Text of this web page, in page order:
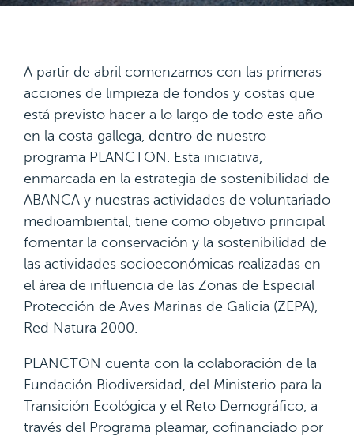
A partir de abril comenzamos con las primeras
acciones de limpieza de fondos y costas que
está previsto hacer a lo largo de todo este año
en la costa gallega, dentro de nuestro
programa PLANCTON. Esta iniciativa,
enmarcada en la estrategia de sostenibilidad de
ABANCA y nuestras actividades de voluntariado
medioambiental, tiene como objetivo principal
fomentar la conservación y la sostenibilidad de
las actividades socioeconómicas realizadas en
el área de influencia de las Zonas de Especial
Protección de Aves Marinas de Galicia (ZEPA),
Red Natura 2000.
PLANCTON cuenta con la colaboración de la
Fundación Biodiversidad, del Ministerio para la
Transición Ecológica y el Reto Demográfico, a
través del Programa pleamar, cofinanciado por